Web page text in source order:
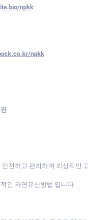
npkk
npkk
전하고 편리하며 외상적인
인 자연유산방법 입니다